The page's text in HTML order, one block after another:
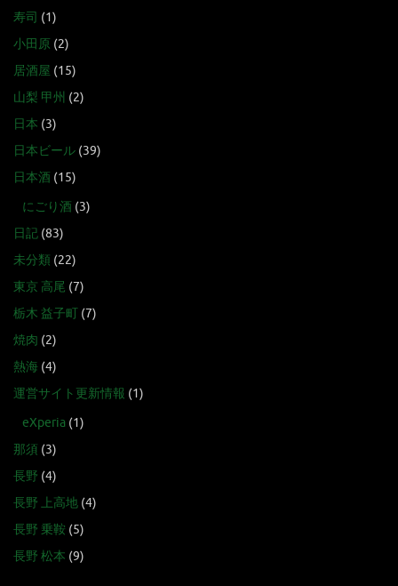
寿司 (1)
小田原 (2)
居酒屋 (15)
山梨 甲州 (2)
日本 (3)
日本ビール (39)
日本酒 (15)
にごり酒 (3)
日記 (83)
未分類 (22)
東京 高尾 (7)
栃木 益子町 (7)
焼肉 (2)
熱海 (4)
運営サイト更新情報 (1)
eXperia (1)
那須 (3)
長野 (4)
長野 上高地 (4)
長野 乗鞍 (5)
長野 松本 (9)